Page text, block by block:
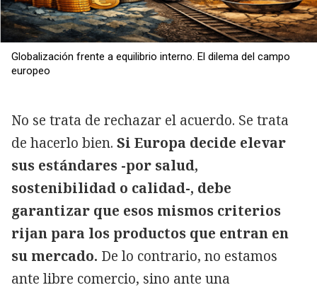
Globalización frente a equilibrio interno. El dilema del campo
europeo
No se trata de rechazar el acuerdo. Se trata
de hacerlo bien. Si Europa decide elevar
sus estándares -por salud,
sostenibilidad o calidad-, debe
garantizar que esos mismos criterios
rijan para los productos que entran en
su mercado. De lo contrario, no estamos
ante libre comercio, sino ante una